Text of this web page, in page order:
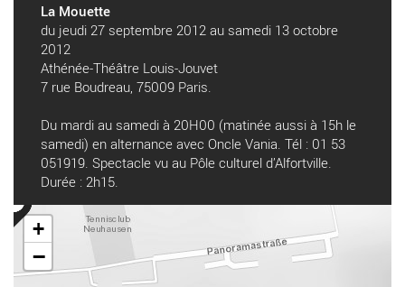
La Mouette
du jeudi 27 septembre 2012 au samedi 13 octobre
2012
Athénée-Théâtre Louis-Jouvet
7 rue Boudreau, 75009 Paris.
Du mardi au samedi à 20H00 (matinée aussi à 15h le
samedi) en alternance avec Oncle Vania. Tél : 01 53
051919. Spectacle vu au Pôle culturel d’Alfortville.
Durée : 2h15.
+
−